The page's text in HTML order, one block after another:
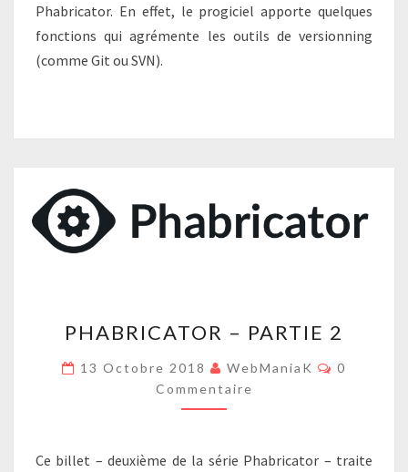
Phabricator. En effet, le progiciel apporte quelques
fonctions qui agrémente les outils de versionning
(comme Git ou SVN).
–
PARTIE
2
PHABRICATOR – PARTIE 2
13 Octobre 2018 WebManiaK
0
Commentaire
Ce billet – deuxième de la série Phabricator – traite